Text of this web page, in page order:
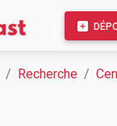
Recherche